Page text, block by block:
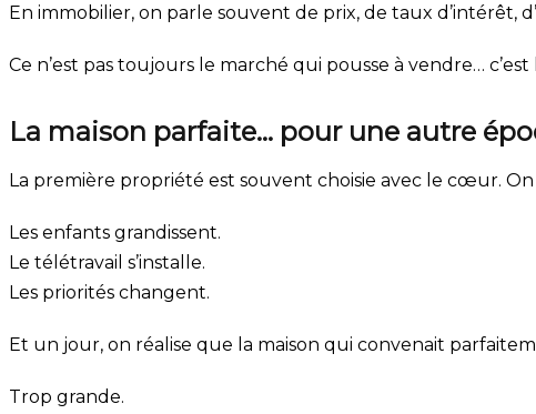
En immobilier, on parle souvent de prix, de taux d’intérêt,
Ce n’est pas toujours le marché qui pousse à vendre…
La maison parfaite… pour une autre
La première propriété est souvent choisie avec le cœur.
Les enfants grandissent.
Le télétravail s’installe.
Les priorités changent.
Et un jour, on réalise que la maison qui convenait
Trop grande.